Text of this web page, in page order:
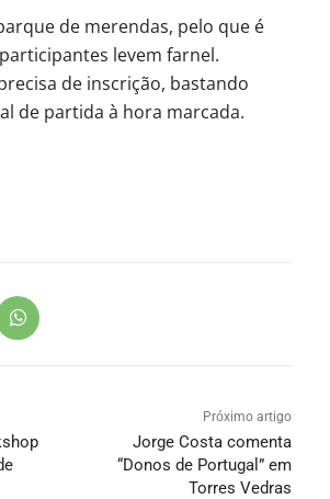
de merendas, pelo que é
levem farnel.
de inscrição, bastando
de partida à hora marcada.
Próximo artigo
Jorge Costa comenta
“Donos de Portugal” em
Torres Vedras